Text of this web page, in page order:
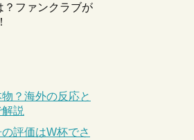
？ファンクラブが
？海外の反応と
説
評価はW杯でさ